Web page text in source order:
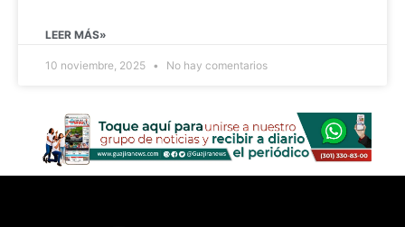
LEER MÁS»
10 noviembre, 2025 No hay comentarios